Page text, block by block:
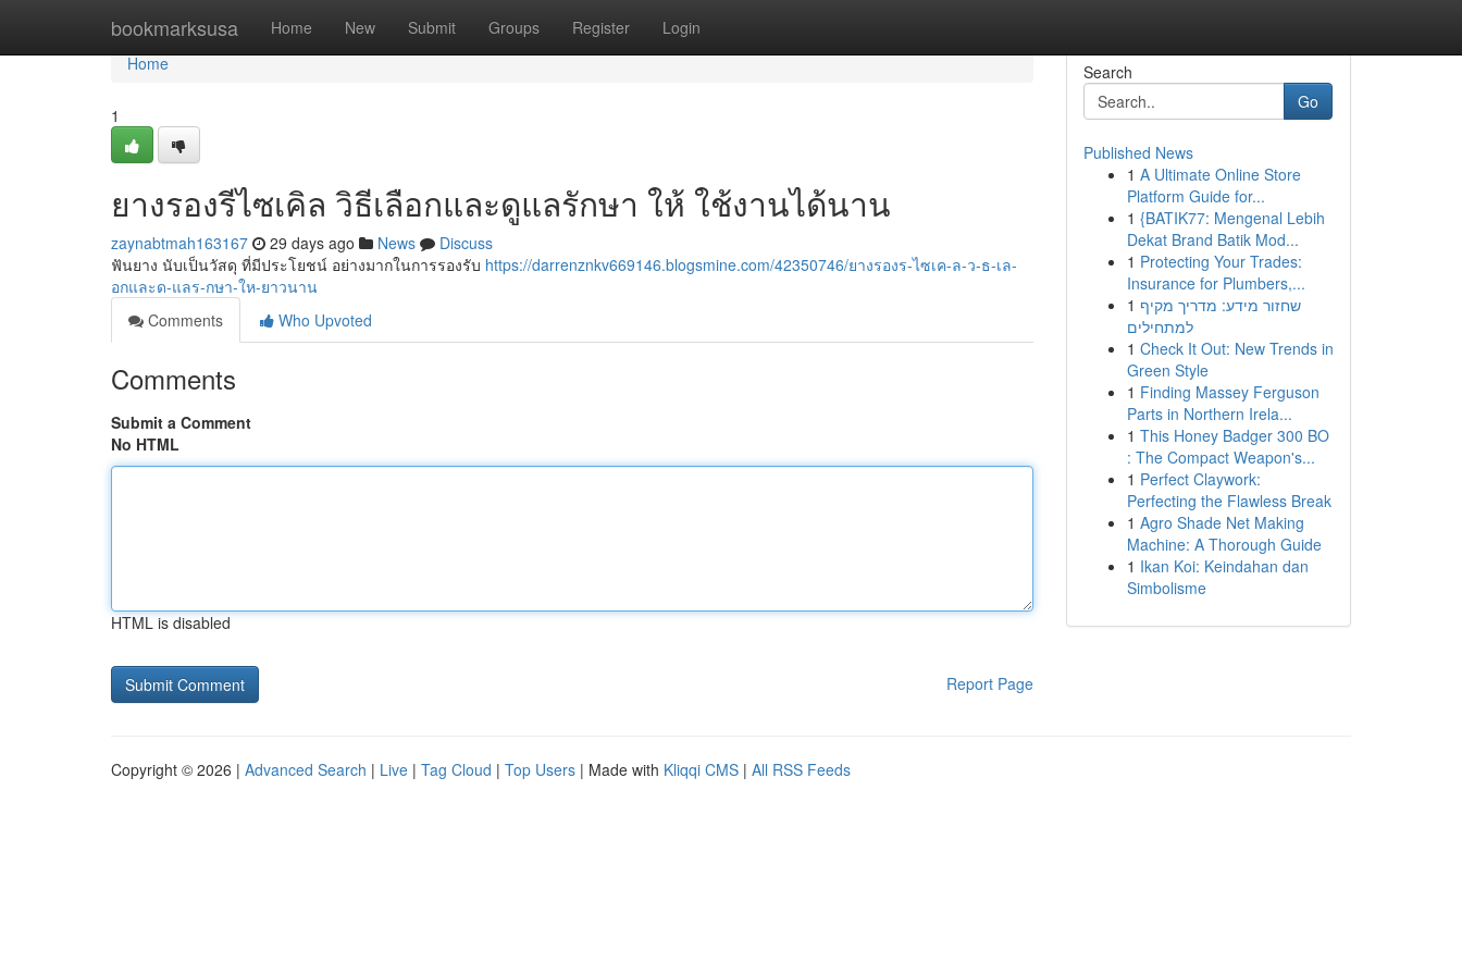
bookmarksusa Home New Submit Groups Register Login
Home
Home
1
ยางรองรีไซเคิล วิธีเลือกและดูแลรักษา ให้ ใช้งานได้นาน
zaynabtmah163167 29 days ago News
Discuss
ฟันยาง นับเป็นวัสดุ ที่มีประโยชน์ อย่างมากในการรองรับ https://darrenznkv669146.blogsmine.com/42350746/ยางรองร-ไซเค-ล-ว-ธ-เล-
อกและด-แลร-กษา-ให-ยาวนาน
Comments
Who Upvoted
Comments
Submit a Comment
No HTML
HTML is disabled
Report Page
Search
Go
Published News
1 A Ultimate Online Store
Platform Guide for...
1 {BATIK77: Mengenal Lebih
Dekat Brand Batik Mod...
1 Protecting Your Trades:
Insurance for Plumbers,...
1 שחזור מידע: מדריך מקיף
למתחילים
1 Check It Out: New Trends in
Green Style
1 Finding Massey Ferguson
Parts in Northern Irela...
1 This Honey Badger 300 BO
: The Compact Weapon's...
1 Perfect Claywork:
Perfecting the Flawless Break
1 Agro Shade Net Making
Machine: A Thorough Guide
1 Ikan Koi: Keindahan dan
Simbolisme
Copyright © 2026 | Advanced Search | Live | Tag Cloud | Top Users | Made with Kliqqi CMS | All RSS Feeds